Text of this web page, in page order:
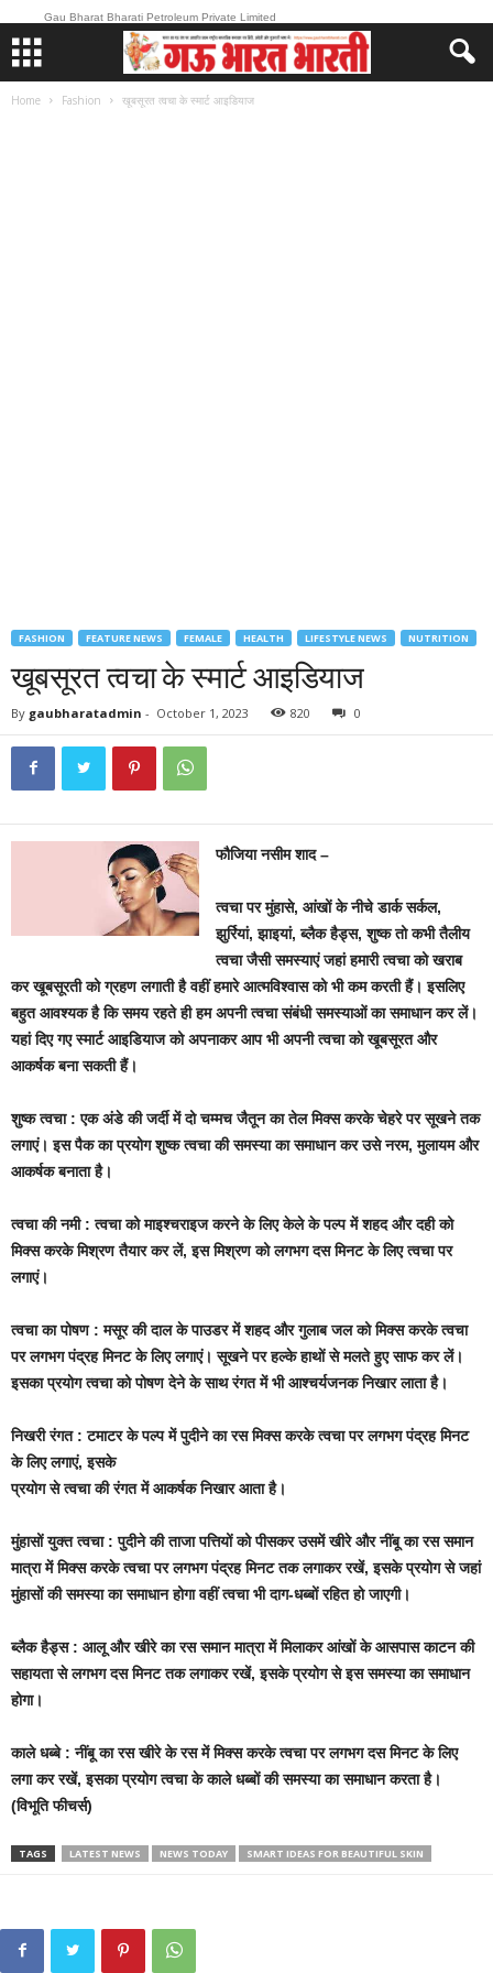
Gau Bharat Bharati Petroleum Private Limited
Home Fashion खूबसूरत त्वचा के स्मार्ट आइडियाज
FASHION FEATURE NEWS FEMALE HEALTH LIFESTYLE NEWS NUTRITION
खूबसूरत त्वचा के स्मार्ट आइडियाज
By gaubharatadmin - October 1, 2023 820 0
फौजिया नसीम शाद –
त्वचा पर मुंहासे, आंखों के नीचे डार्क सर्कल,
झुर्रियां, झाइयां, ब्लैक हैड्स, शुष्क तो कभी तैलीय
त्वचा जैसी समस्याएंजहां हमारी त्वचा को खराब
कर खूबसूरती को ग्रहण लगाती है वहीं हमारे आत्मविश्वास को भी कम करती हैं।इसलिए
बहुत आवश्यक है कि समय रहते ही हम अपनी त्वचा संबंधी समस्याओं का समाधान कर लें।
यहां दिए गएस्मार्ट आइडियाज को अपनाकर आप भी अपनी त्वचा को खूबसूरत और
आकर्षक बना सकती हैं।
शुष्क त्वचा : एक अंडे की जर्दी में दो चम्मच जैतून का तेल मिक्स करके चेहरे पर सूखने तक
लगाएं। इस पैक काप्रयोग शुष्क त्वचा की समस्या का समाधान कर उसे नरम, मुलायम और
आकर्षक बनाता है।
त्वचा की नमी : त्वचा को माइश्चराइज करने के लिए केले के पल्प में शहद और दही को
मिक्स करके मिश्रण तैयारकर लें, इस मिश्रण को लगभग दस मिनट के लिए त्वचा पर
लगाएं।
त्वचा का पोषण : मसूर की दाल के पाउडर में शहद और गुलाब जल को मिक्स करके त्वचा
पर लगभग पंद्रह मिनटके लिए लगाएं। सूखने पर हल्के हाथों से मलते हुए साफ कर लें।
इसका प्रयोग त्वचा को पोषण देने के साथ रंगत मेंभी आश्चर्यजनक निखार लाता है।
निखरी रंगत : टमाटर के पल्प में पुदीने का रस मिक्स करके त्वचा पर लगभग पंद्रह मिनट
के लिए लगाएं, इसके
प्रयोग से त्वचा की रंगत में आकर्षक निखार आता है।
मुंहासों युक्त त्वचा : पुदीने की ताजा पत्तियों को पीसकर उसमें खीरे और नींबू का रस समान
मात्रा में मिक्स करकेत्वचा पर लगभग पंद्रह मिनट तक लगाकर रखें, इसके प्रयोग से जहां
मुंहासों की समस्या का समाधान होगा वहींत्वचा भी दाग-धब्बों रहित हो जाएगी।
ब्लैक हैड्स : आलू और खीरे का रस समान मात्रा में मिलाकर आंखों के आसपास काटन की
सहायता से लगभग दसमिनट तक लगाकर रखें, इसके प्रयोग से इस समस्या का समाधान
होगा।
काले धब्बे : नींबू का रस खीरे के रस में मिक्स करके त्वचा पर लगभग दस मिनट के लिए
लगा कर रखें, इसका प्रयोगत्वचा के काले धब्बों की समस्या का समाधान करता है।
(विभूति फीचर्स)
TAGS LATEST NEWS NEWS TODAY SMART IDEAS FOR BEAUTIFUL SKIN